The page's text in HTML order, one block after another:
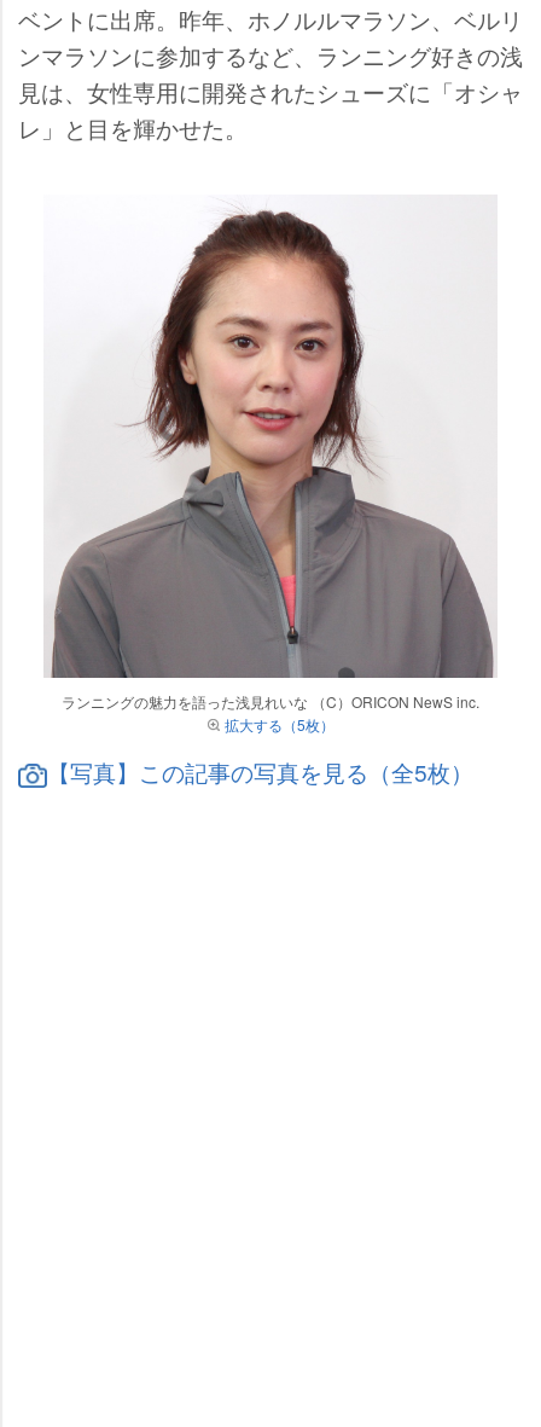
ベントに出席。昨年、ホノルルマラソン、ベルリ
ンマラソンに参加するなど、ランニング好きの浅
見は、女性専用に開発されたシューズに「オシャ
レ」と目を輝かせた。
ランニングの魅力を語った浅見れいな （C）ORICON NewS inc.
拡大する（5枚）
【写真】この記事の写真を見る（全5枚）